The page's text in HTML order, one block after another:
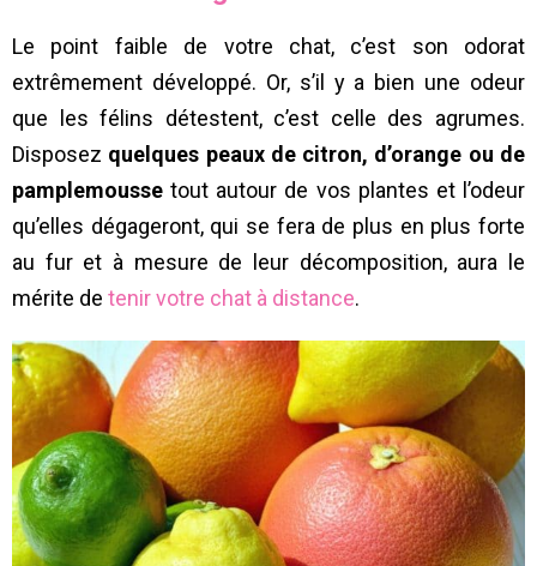
Le point faible de votre chat, c’est son odorat
extrêmement développé. Or, s’il y a bien une odeur
que les félins détestent, c’est celle des agrumes.
Disposez quelques peaux de citron, d’orange ou de
pamplemousse tout autour de vos plantes et l’odeur
qu’elles dégageront, qui se fera de plus en plus forte
au fur et à mesure de leur décomposition, aura le
mérite de tenir votre chat à distance.